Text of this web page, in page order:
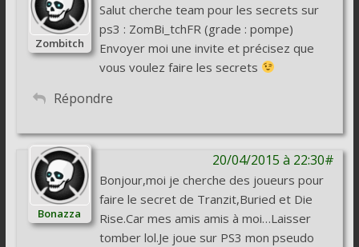
Zombitch
Salut cherche team pour les secrets sur
ps3 : ZomBi_tchFR (grade : pompe)
Envoyer moi une invite et précisez que
vous voulez faire les secrets
Répondre
20/04/2015 à 22:30#
Bonazza
Bonjour,moi je cherche des joueurs pour
faire le secret de Tranzit,Buried et Die
Rise.Car mes amis amis à moi…Laisser
tomber lol.Je joue sur PS3 mon pseudo